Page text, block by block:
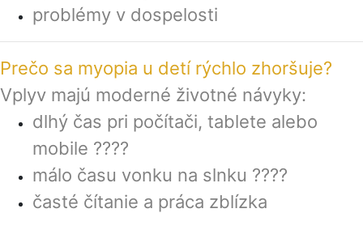
problémy v dospelosti
Prečo sa myopia u detí rýchlo zhoršuje?
Vplyv majú moderné životné návyky:
dlhý čas pri počítači, tablete alebo
mobile ????
málo času vonku na slnku ????
časté čítanie a práca zblízka